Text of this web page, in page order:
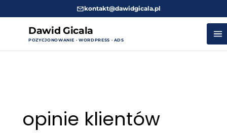
kontakt@dawidgicala.pl
Dawid Gicala
POZYCJONOWANIE · WORDPRESS · ADS
opinie klientów